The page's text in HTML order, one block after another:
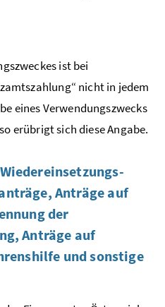
ist bei
nicht in jedem
eines Verwendungszwecks
erübrigt sich diese Angabe.
Anträge auf
der
Anträge auf
und sonstige